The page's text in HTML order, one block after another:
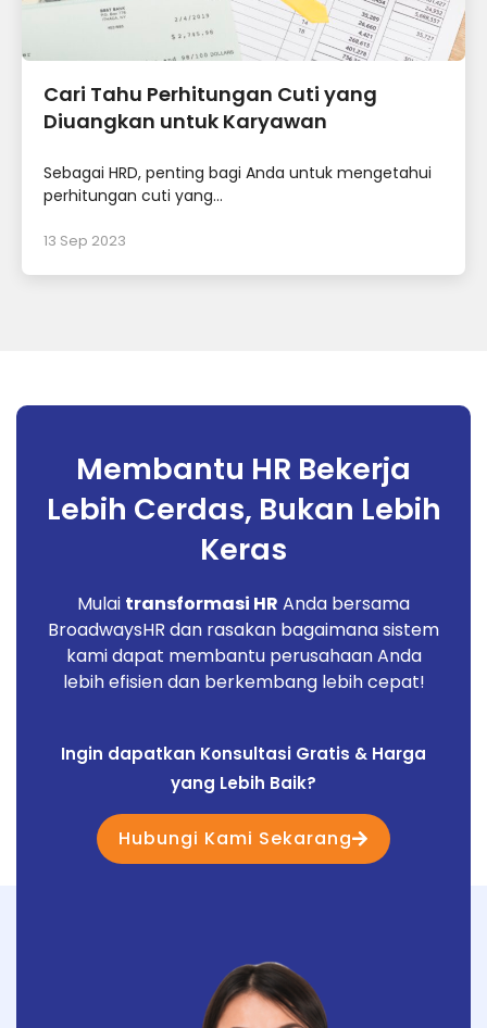
Cari Tahu Perhitungan Cuti yang
Diuangkan untuk Karyawan
Sebagai HRD, penting bagi Anda untuk mengetahui
perhitungan cuti yang...
13 Sep 2023
Membantu HR Bekerja
Lebih Cerdas, Bukan Lebih
Keras
Mulai transformasi HR Anda bersama
BroadwaysHR dan rasakan bagaimana sistem
kami dapat membantu perusahaan Anda
lebih efisien dan berkembang lebih cepat!
Ingin dapatkan Konsultasi Gratis & Harga
yang Lebih Baik?
Hubungi Kami Sekarang